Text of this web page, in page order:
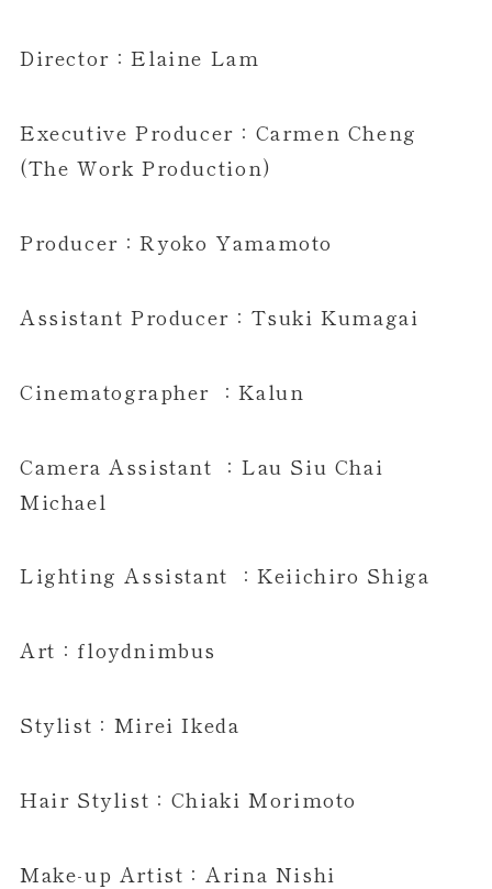
Director：Elaine Lam
Executive Producer：Carmen Cheng
(The Work Production)
Producer：Ryoko Yamamoto
Assistant Producer：Tsuki Kumagai
Cinematographer ：Kalun
Camera Assistant ：Lau Siu Chai
Michael
Lighting Assistant ：Keiichiro Shiga
Art：floydnimbus
Stylist：Mirei Ikeda
Hair Stylist：Chiaki Morimoto
Make-up Artist：Arina Nishi